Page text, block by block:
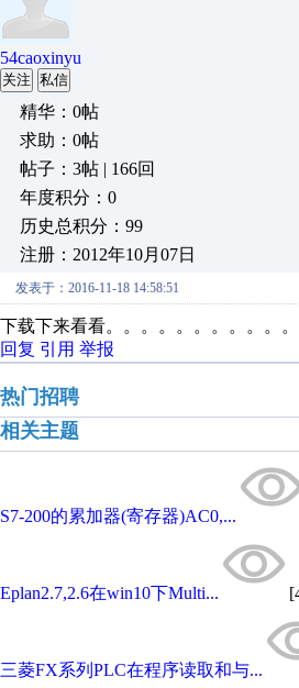
54caoxinyu
关注 私信
精华：0帖
求助：0帖
帖子：3帖 | 166回
年度积分：0
历史总积分：99
注册：2012年10月07日
发表于：2016-11-18 14:58:51
下载下来看看。。。。。。。。。。。
回复 引用 举报
热门招聘
相关主题
S7-200的累加器(寄存器)AC0,...
Eplan2.7,2.6在win10下Multi...
三菱FX系列PLC在程序读取和与...